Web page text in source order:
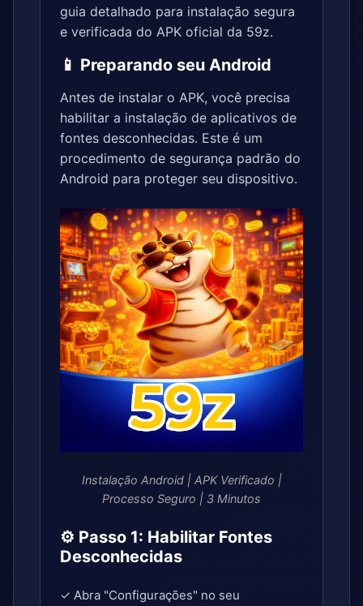
guia detalhado para instalação segura
e verificada do APK oficial da 59z.
📱 Preparando seu Android
Antes de instalar o APK, você precisa
habilitar a instalação de aplicativos de
fontes desconhecidas. Este é um
procedimento de segurança padrão do
Android para proteger seu dispositivo.
Instalação Android | APK Verificado |
Processo Seguro | 3 Minutos
⚙️ Passo 1: Habilitar Fontes
Desconhecidas
✓ Abra "Configurações" no seu